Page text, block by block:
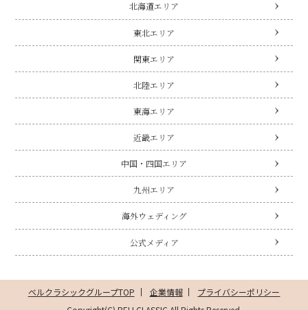
北海道エリア
東北エリア
関東エリア
北陸エリア
東海エリア
近畿エリア
中国・四国エリア
九州エリア
海外ウェディング
公式メディア
ベルクラシックグループTOP 企業情報
プライバシーポリシー